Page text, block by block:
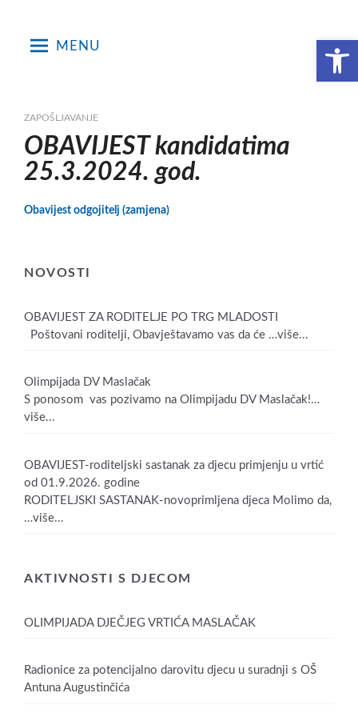
Open toolbar
MENU
ZAPOŠLJAVANJE
OBAVIJEST kandidatima
25.3.2024. god.
Obavijest odgojitelj (zamjena)
NOVOSTI
OBAVIJEST ZA RODITELJE PO TRG MLADOSTI
Poštovani roditelji, Obavještavamo vas da će …više...
Olimpijada DV Maslačak
S ponosom vas pozivamo na Olimpijadu DV Maslačak!…
više...
OBAVIJEST-roditeljski sastanak za djecu primjenju u vrtić
od 01.9.2026. godine
RODITELJSKI SASTANAK-novoprimljena djeca Molimo da,
…više...
AKTIVNOSTI S DJECOM
OLIMPIJADA DJEČJEG VRTIĆA MASLAČAK
Radionice za potencijalno darovitu djecu u suradnji s OŠ
Antuna Augustinčića